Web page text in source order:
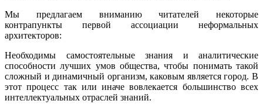
Мы предлагаем вниманию читателей некоторые
контрапункты первой ассоциации неформальных
архитекторов:
Необходимы самостоятельные знания и аналитические
способности лучших умов общества, чтобы понимать такой
сложный и динамичный организм, каковым является город. В
этот процесс так или иначе вовлекается большинство всех
интеллектуальных отраслей знаний.